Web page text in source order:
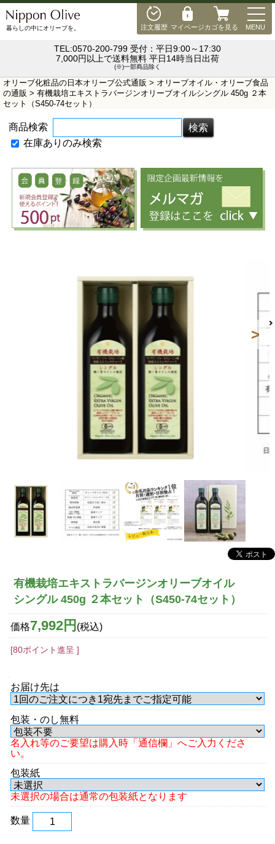
注文履歴 マイページカゴを見る MENU
暮らしの中にオリーブを。
TEL:0570-200-799 受付：平日9:00～17:30
7,000円以上で送料無料 平日14時当日出荷
(※)一部商品除く
オリーブ化粧品の日本オリーブ公式通販 > オリーブオイル・オリーブ食品
の通販 > 有機栽培エキストラバージンオリーブオイルシングル 450g ２本
セット（S450-74セット）
商品検索
在庫ありのみ検索
有機栽培エキストラバージンオリーブオイル
シングル 450g ２本セット（S450-74セット）
価格7,992円 (税込)
[80ポイント進呈 ]
お届け先は
包装・のし無料
名入れ等のご要望は購入時「通信欄」へご入力くださ
い。
包装紙
未選択の場合は通常の包装紙となります
数量